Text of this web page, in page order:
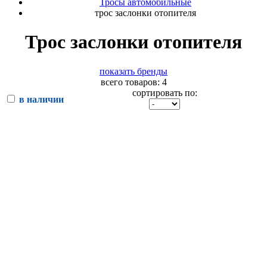
трос заслонки отопителя
Трос заслонки отопителя
показать бренды
всего товаров: 4
в наличии
сортировать по: